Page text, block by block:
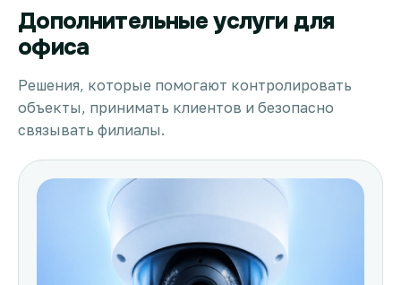
Дополнительные услуги для
офиса
Решения, которые помогают контролировать
объекты, принимать клиентов и безопасно
связывать филиалы.